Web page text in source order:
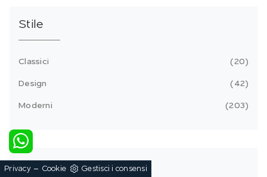
Stile
Classici 20
Design 42
Moderni 203
Tipologia
Privacy- Cookie Gestisci i consensi